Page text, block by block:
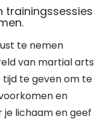
trainingssessies
te nemen
van martial arts
tijd te geven om te
en
je lichaam en geef